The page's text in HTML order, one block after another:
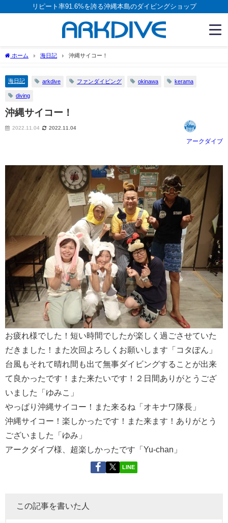
リピート率91.6%を誇る沖縄本島のダイビングショップ
ホーム 海日記 沖縄サイコー！
海日記 arkdive ファンダイビング okinawa kerama
diving
沖縄サイコー！
2022.11.04 2022.11.04
アークダイブ
お疲れ様でした！短い時間でしたが楽しく過ごさせていた
だきました！また次回よろしくお願いします「コタぽん」
台風もそれて晴れ間も出て無事ダイビングすることが出来
て良かったです！また来たいです！２日間ありがとうござ
いました「ゆみこ」
やっぱり沖縄サイコー！また来るね「オキナワ隊長」
沖縄サイコー！楽しかったです！また来ます！ありがとう
ございました「ゆみ」
アークダイブ様、超楽しかったです「Yu-chan」
LINE
この記事を書いた人